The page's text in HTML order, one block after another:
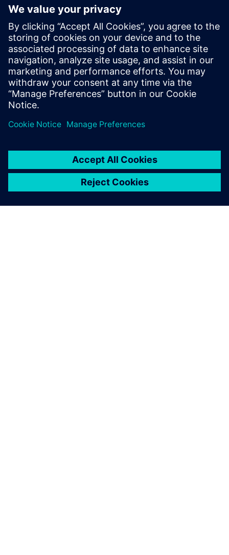
para o sucesso a longo prazo da Siemens e dos seus
global de tecnologia e das várias empresas trabalham aqui
em conjunto, consolidando as atividades de I&D da
empresa.
Voltar a todas as Siemens Core Technologies